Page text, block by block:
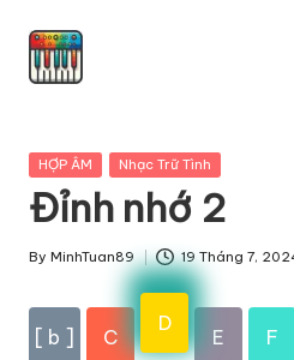
Skip
Posted
HỢP ÂM Nhạc Trữ Tình
Đỉnh nhớ 2
Posted
By MinhTuan89 19 Tháng 7,
[ b ] C
D
E F